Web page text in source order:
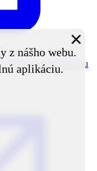
do vášho mobilu
z nášho webu.
aplikáciu.
×